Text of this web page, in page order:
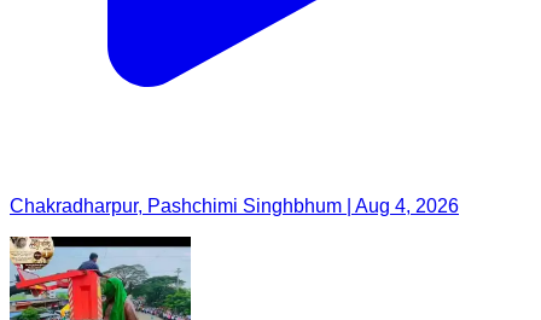
Chakradharpur, Pashchimi Singhbhum | Aug 4, 2026